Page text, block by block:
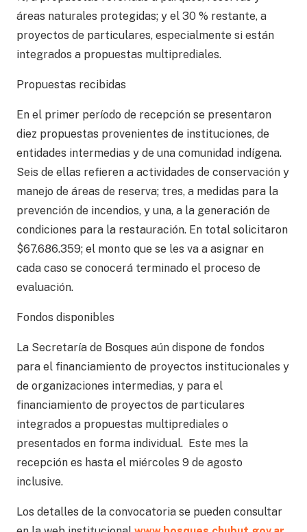
áreas naturales protegidas; y el 30 % restante, a
proyectos de particulares, especialmente si están
integrados a propuestas multiprediales.
Propuestas recibidas
En el primer período de recepción se presentaron
diez propuestas provenientes de instituciones, de
entidades intermedias y de una comunidad indígena.
Seis de ellas refieren a actividades de conservación y
manejo de áreas de reserva; tres, a medidas para la
prevención de incendios, y una, a la generación de
condiciones para la restauración. En total solicitaron
$67.686.359; el monto que se les va a asignar en
cada caso se conocerá terminado el proceso de
evaluación.
Fondos disponibles
La Secretaría de Bosques aún dispone de fondos
para el financiamiento de proyectos institucionales y
de organizaciones intermedias, y para el
financiamiento de proyectos de particulares
integrados a propuestas multiprediales o
presentados en forma individual. Este mes la
recepción es hasta el miércoles 9 de agosto
inclusive.
Los detalles de la convocatoria se pueden consultar